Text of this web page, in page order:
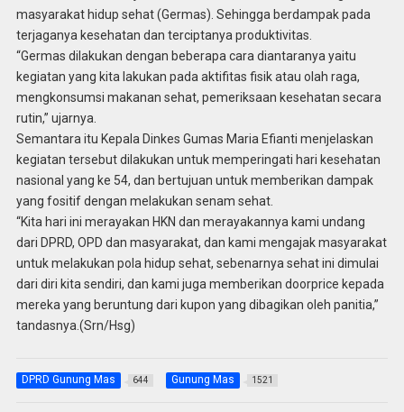
masyarakat hidup sehat (Germas). Sehingga berdampak pada
terjaganya kesehatan dan terciptanya produktivitas.
“Germas dilakukan dengan beberapa cara diantaranya yaitu
kegiatan yang kita lakukan pada aktifitas fisik atau olah raga,
mengkonsumsi makanan sehat, pemeriksaan kesehatan secara
rutin,” ujarnya.
Semantara itu Kepala Dinkes Gumas Maria Efianti menjelaskan
kegiatan tersebut dilakukan untuk memperingati hari kesehatan
nasional yang ke 54, dan bertujuan untuk memberikan dampak
yang fositif dengan melakukan senam sehat.
“Kita hari ini merayakan HKN dan merayakannya kami undang
dari DPRD, OPD dan masyarakat, dan kami mengajak masyarakat
untuk melakukan pola hidup sehat, sebenarnya sehat ini dimulai
dari diri kita sendiri, dan kami juga memberikan doorprice kepada
mereka yang beruntung dari kupon yang dibagikan oleh panitia,”
tandasnya.(Srn/Hsg)
DPRD Gunung Mas 644 Gunung Mas 1521